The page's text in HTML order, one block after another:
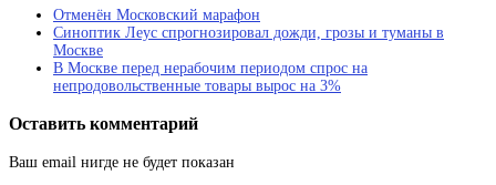
Отменён Московский марафон
Синоптик Леус спрогнозировал дожди, грозы и туманы в
Москве
В Москве перед нерабочим периодом спрос на
непродовольственные товары вырос на 3%
Оставить комментарий
Ваш email нигде не будет показан